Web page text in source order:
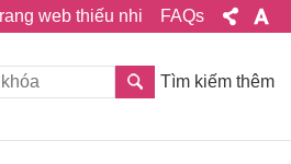
web thiếu nhi FAQs
Tìm kiếm thêm